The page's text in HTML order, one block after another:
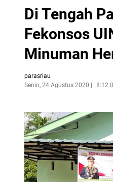
Di Tengah
Fekonsos
Minuman
parasriau
Senin, 24 Agustus 2020